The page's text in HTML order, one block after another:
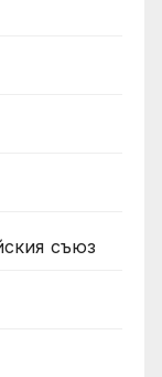
съюз